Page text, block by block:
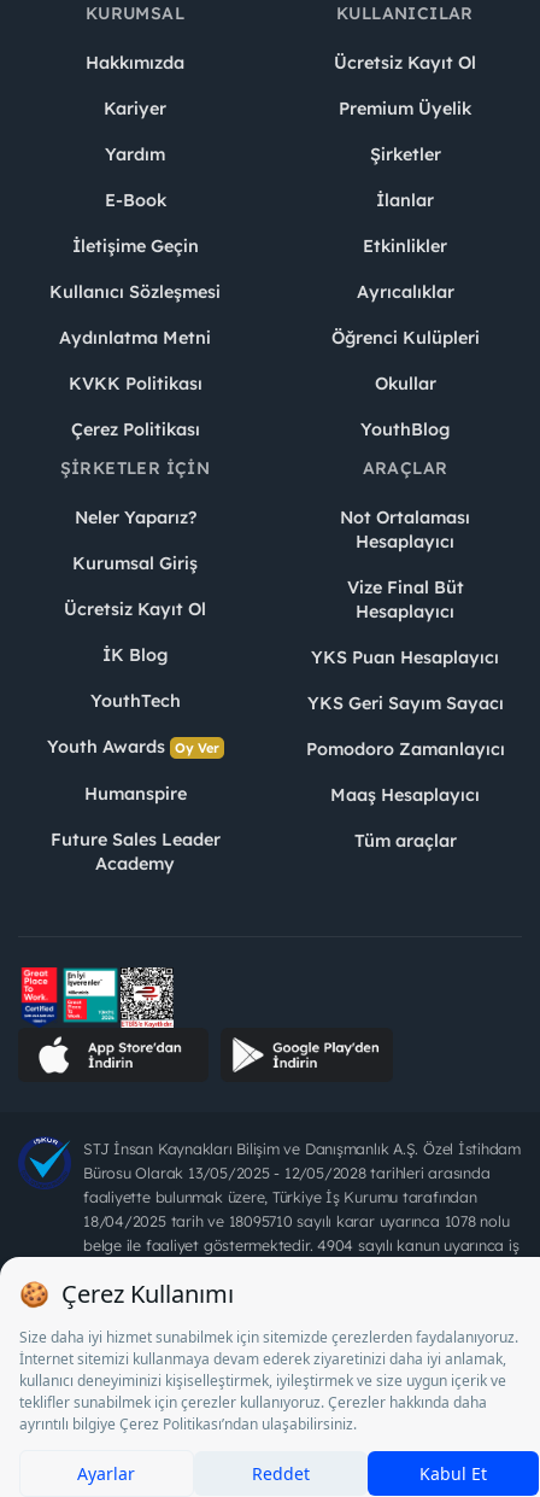
KURUMSAL
Hakkımızda
Kariyer
Yardım
E-Book
İletişime Geçin
Kullanıcı Sözleşmesi
Aydınlatma Metni
KVKK Politikası
Çerez Politikası
KULLANICILAR
Ücretsiz Kayıt Ol
Premium Üyelik
Şirketler
İlanlar
Etkinlikler
Ayrıcalıklar
Öğrenci Kulüpleri
Okullar
YouthBlog
ŞIRKETLER İÇIN
Neler Yaparız?
Kurumsal Giriş
Ücretsiz Kayıt Ol
İK Blog
YouthTech
Youth Awards Oy Ver
Humanspire
Future Sales Leader
Academy
ARAÇLAR
Not Ortalaması
Hesaplayıcı
Vize Final Büt
Hesaplayıcı
YKS Puan Hesaplayıcı
YKS Geri Sayım Sayacı
Pomodoro Zamanlayıcı
Maaş Hesaplayıcı
Tüm araçlar
STJ İnsan Kaynakları Bilişim ve Danışmanlık A.Ş. Özel İstihdam
Bürosu Olarak 13/05/2025 - 12/05/2028 tarihleri arasında
faaliyette bulunmak üzere, Türkiye İş Kurumu tarafından
18/04/2025 tarih ve 18095710 sayılı karar uyarınca 1078 nolu
belge ile faaliyet göstermektedir. 4904 sayılı kanun uyarınca iş